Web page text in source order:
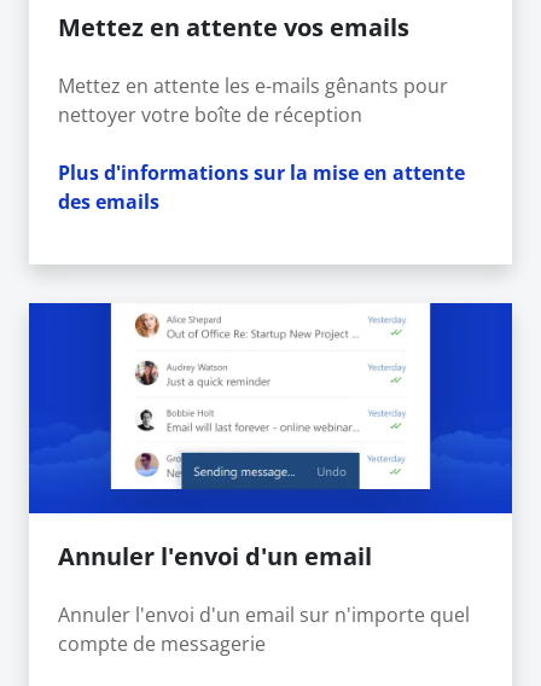
Mettez en attente vos emails
Mettez en attente les e-mails gênants pour
nettoyer votre boîte de réception
Plus d'informations sur la mise en attente
des emails
Annuler l'envoi d'un email
Annuler l'envoi d'un email sur n'importe quel
compte de messagerie